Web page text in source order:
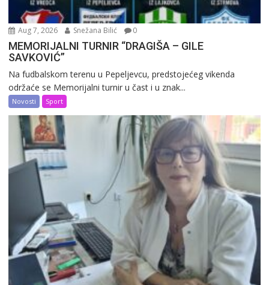
Aug 7, 2026 Snežana Bilić 0
MEMORIJALNI TURNIR “DRAGIŠA – GILE
SAVKOVIĆ”
Na fudbalskom terenu u Pepeljevcu, predstojećeg vikenda
održaće se Memorijalni turnir u čast i u znak...
Novosti Sport